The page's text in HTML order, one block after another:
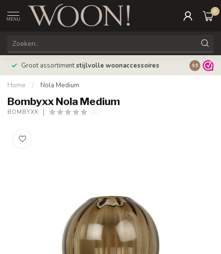
MENU
0
Groot assortimentstijlvolle woonaccessoires 9.9
Home / Nola Medium
Bombyxx Nola Medium
BOMBYXX (0)